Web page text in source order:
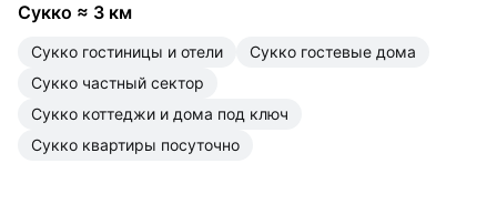
Сукко ≈ 3 км
Сукко гостиницы и отели
Сукко гостевые дома
Сукко частный сектор
Сукко коттеджи и дома под ключ
Сукко квартиры посуточно